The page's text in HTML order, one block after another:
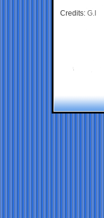
Credits: G.I